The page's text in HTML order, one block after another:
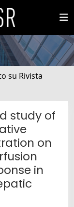
su Rivista
study of
on
in